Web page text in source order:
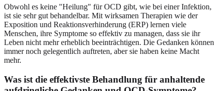
Obwohl es keine "Heilung" für OCD gibt, wie bei einer Infektion,
ist sie sehr gut behandelbar. Mit wirksamen Therapien wie der
Exposition und Reaktionsverhinderung (ERP) lernen viele
Menschen, ihre Symptome so effektiv zu managen, dass sie ihr
Leben nicht mehr erheblich beeinträchtigen. Die Gedanken können
immer noch gelegentlich auftreten, aber sie haben keine Macht
mehr.
Was ist die effektivste Behandlung für anhaltende